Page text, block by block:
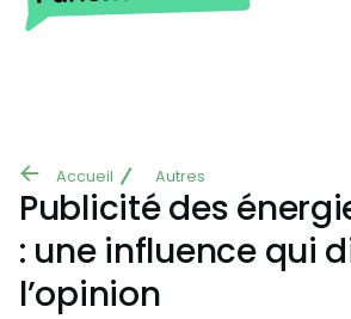
Aller au contenu principal
Fil
d'Ariane
Accueil Autres
Publicité des
: une influence qui
l’opinion